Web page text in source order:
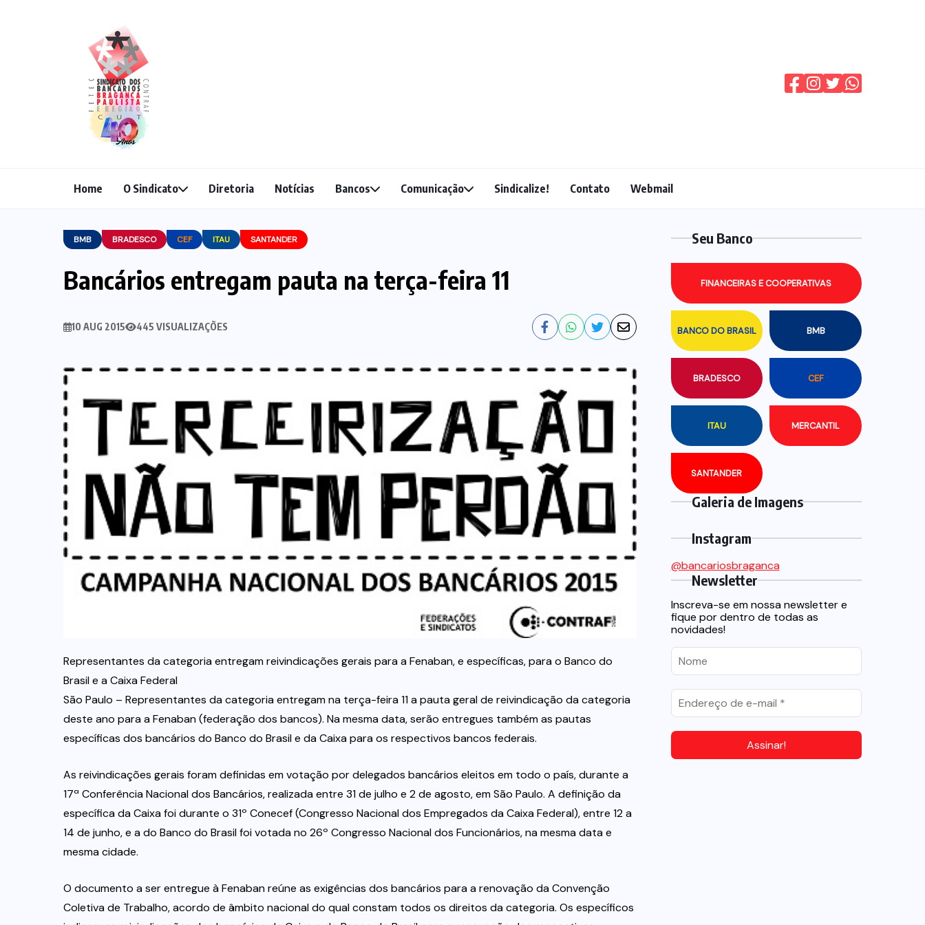
Home O Sindicato Diretoria Notícias Bancos Comunicação Sindicalize! Contato Webmail
BMB BRADESCO CEF ITAU SANTANDER
Bancários entregam pauta na terça-feira 11
10 AUG 2015 445 VISUALIZAÇÕES
Representantes da categoria entregam reivindicações gerais para a Fenaban, e específicas, para o Banco do
Brasil e a Caixa Federal
São Paulo – Representantes da categoria entregam na terça-feira 11 a pauta geral de reivindicação da categoria
deste ano para a Fenaban (federação dos bancos). Na mesma data, serão entregues também as pautas
específicas dos bancários do Banco do Brasil e da Caixa para os respectivos bancos federais.
As reivindicações gerais foram definidas em votação por delegados bancários eleitos em todo o país, durante a
17ª Conferência Nacional dos Bancários, realizada entre 31 de julho e 2 de agosto, em São Paulo. A definição da
específica da Caixa foi durante o 31º Conecef (Congresso Nacional dos Empregados da Caixa Federal), entre 12 a
14 de junho, e a do Banco do Brasil foi votada no 26º Congresso Nacional dos Funcionários, na mesma data e
mesma cidade.
O documento a ser entregue à Fenaban reúne as exigências dos bancários para a renovação da Convenção
Coletiva de Trabalho, acordo de âmbito nacional do qual constam todos os direitos da categoria. Os específicos
Seu Banco
BANCO DO BRASIL BMB
BRADESCO CEF
FINANCEIRAS E COOPERATIVAS
ITAU MERCANTIL
SANTANDER
Galeria de Imagens
Instagram
@bancariosbraganca
Newsletter
Inscreva-se em nossa newsletter e
fique por dentro de todas as
novidades!